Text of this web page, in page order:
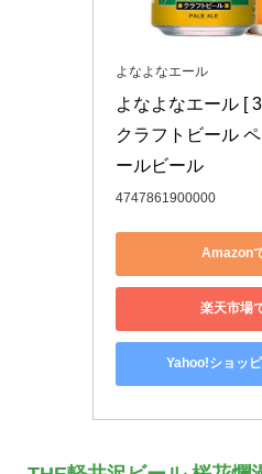
よなよなエール
よなよなエール [
クラフトビール
ールビール
4747861900000
Amazon
楽天市場
Yahoo!ショッ